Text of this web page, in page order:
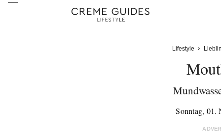
Lifestyle
Sonntag, 01.